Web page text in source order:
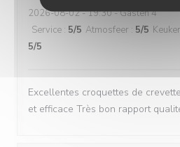
2026-08-02- 19:30 - Gasten 4
Service : 5/5 Atmosfeer : 5/5
5/5
Excellentes croquettes de
et efficace Très bon rapport